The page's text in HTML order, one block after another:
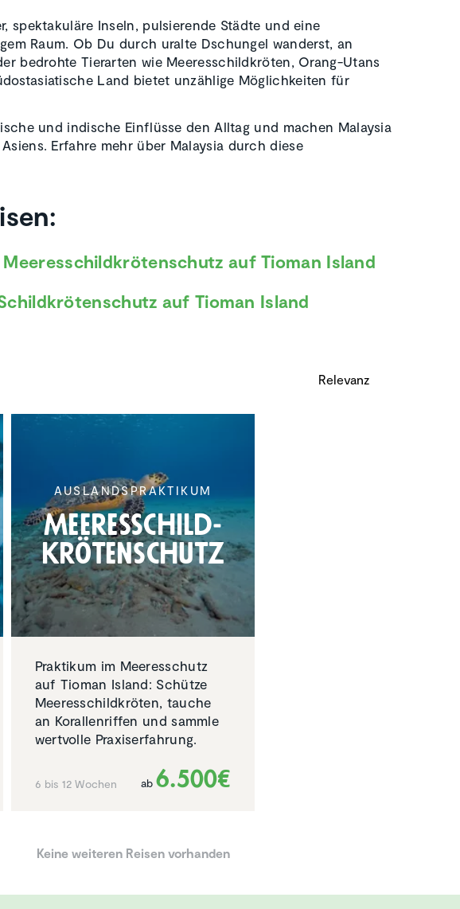
spektakuläre Inseln, pulsierende Städte und eine
Raum. Ob Du durch uralte Dschungel wanderst, an
bedrohte Tierarten wie Meeresschildkröten, Orang-Utans
Land bietet unzählige Möglichkeiten für
und indische Einflüsse den Alltag und machen Malaysia
Erfahre mehr über Malaysia durch diese
Meeresschildkrötenschutz auf Tioman Island
auf Tioman Island
AUSLANDS­PRAK­TIKUM
Meeres­schild­
krö­ten­schutz
Praktikum im Meeresschutz
auf Tioman Island: Schütze
Meeresschildkröten, tauche
an Korallenriffen und sammle
wertvolle Praxiserfahrung.
6 bis 12 Wochen ab6.500€
Keine weiteren Reisen vorhanden